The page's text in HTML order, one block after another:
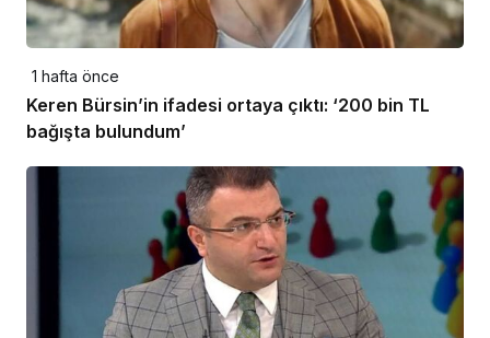
1 hafta önce
Keren Bürsin’in ifadesi ortaya çıktı: ‘200 bin TL
bağışta bulundum’